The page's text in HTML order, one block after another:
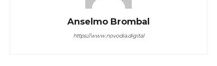
Anselmo Brombal
https://www.novodia.digital